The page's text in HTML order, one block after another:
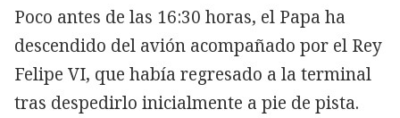
Poco antes de las 16:30 horas, el Papa ha
descendido del avión acompañado por el Rey
Felipe VI, que había regresado a la terminal
tras despedirlo inicialmente a pie de pista.